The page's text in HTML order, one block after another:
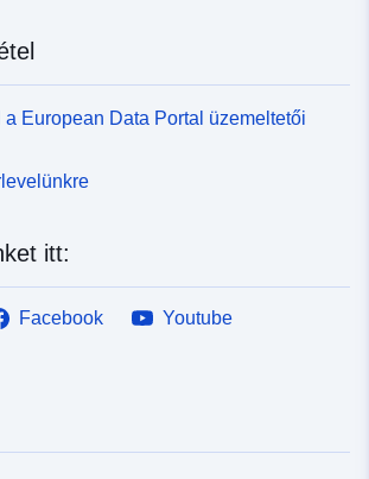
European Data Portal üzemeltetői
itt:
Facebook
Youtube